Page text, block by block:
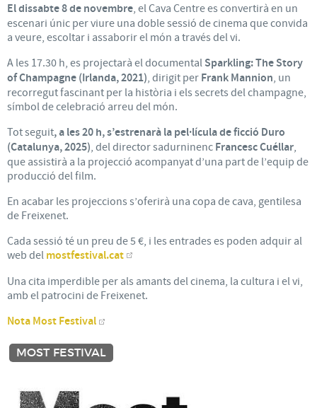
El dissabte 8 de novembre, el Cava Centre es convertirà en un
escenari únic per viure una doble sessió de cinema que convida
a veure, escoltar i assaborir el món a través del vi.
A les 17.30 h, es projectarà el documental Sparkling: The Story
of Champagne (Irlanda, 2021), dirigit per Frank Mannion, un
recorregut fascinant per la història i els secrets del champagne,
símbol de celebració arreu del món.
Tot seguit, a les 20 h, s’estrenarà la pel·lícula de ficció Duro
(Catalunya, 2025), del director sadurninenc Francesc Cuéllar,
que assistirà a la projecció acompanyat d’una part de l’equip de
producció del film.
En acabar les projeccions s’oferirà una copa de cava, gentilesa
de Freixenet.
Cada sessió té un preu de 5 €, i les entrades es poden adquir al
web del mostfestival.cat
Una cita imperdible per als amants del cinema, la cultura i el vi,
amb el patrocini de Freixenet.
Nota Most Festival
MOST FESTIVAL